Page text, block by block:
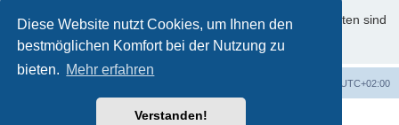
Diese Website nutzt Cookies, um Ihnen den
bestmöglichen Komfort bei der Nutzung zu
bieten. Mehr erfahren
Verstanden!
Informationen über den Umgang mit Ihren persönlichen Daten sind
in der Datenschutzerklärung enthalten.
UTC+02:00
Powered byphpBB® Forum Software © phpBB Limited